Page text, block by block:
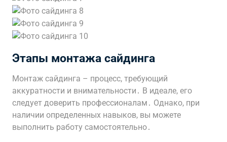
Этапы монтажа сайдинга
Монтаж сайдинга – процесс, требующий
аккуратности и внимательности․ В идеале, его
следует доверить профессионалам․ Однако, при
наличии определенных навыков, вы можете
выполнить работу самостоятельно․